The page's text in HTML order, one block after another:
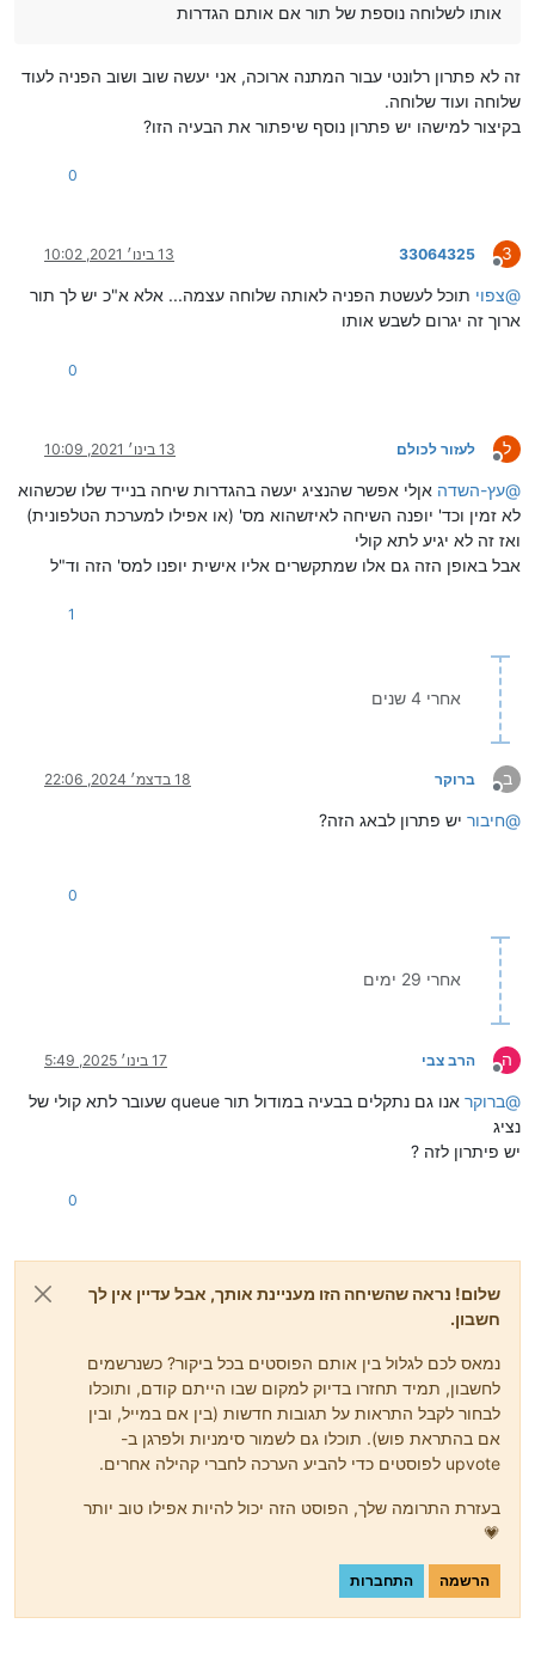
אותו לשלוחה נוספת של תור אם אותם הגדרות
זה לא פתרון רלונטי עבור המתנה ארוכה, אני יעשה שוב ושוב הפניה לעוד
שלוחה ועוד שלוחה.
בקיצור למישהו יש פתרון נוסף שיפתור את הבעיה הזו?
0
3
מנותק
33064325 13 בינו׳ 2021, 10:02
@צפוי תוכל לעשטת הפניה לאותה שלוחה עצמה... אלא א"כ יש לך תור
ארוך זה יגרום לשבש אותו
0
ל
מנותק
לעזור לכולם 13 בינו׳ 2021, 10:09
@עץ-השדה אןלי אפשר שהנציג יעשה בהגדרות שיחה בנייד שלו שכשהוא
לא זמין וכד' יופנה השיחה לאיזשהוא מס' (או אפילו למערכת הטלפונית)
ואז זה לא יגיע לתא קולי
אבל באופן הזה גם אלו שמתקשרים אליו אישית יופנו למס' הזה וד"ל
1
אחרי 4 שנים
ב
מנותק
ברוקר 18 בדצמ׳ 2024, 22:06
@חיבור יש פתרון לבאג הזה?
0
אחרי 29 ימים
ה
מנותק
הרב צבי 17 בינו׳ 2025, 5:49
@ברוקר
אנו גם נתקלים בבעיה במודול תור queue שעובר לתא קולי של
נציג
יש פיתרון לזה ?
0
שלום! נראה שהשיחה הזו מעניינת אותך, אבל עדיין אין לך
חשבון.
נמאס לכם לגלול בין אותם הפוסטים בכל ביקור? כשנרשמים
לחשבון, תמיד תחזרו בדיוק למקום שבו הייתם קודם, ותוכלו
לבחור לקבל התראות על תגובות חדשות (בין אם במייל, ובין
אם בהתראת פוש). תוכלו גם לשמור סימניות ולפרגן ב-
upvote לפוסטים כדי להביע הערכה לחברי קהילה אחרים.
בעזרת התרומה שלך, הפוסט הזה יכול להיות אפילו טוב יותר
💗
הרשמה התחברות